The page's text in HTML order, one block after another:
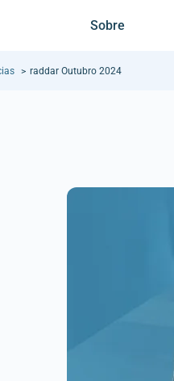
Sobre
raddar Outubro 2024